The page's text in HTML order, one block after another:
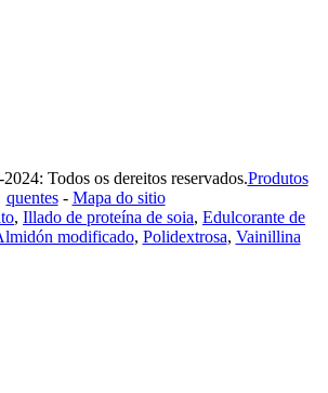
Todos os dereitos reservados.Produtos
quentes- Mapa do sitio
, Illado de proteína de soia, Edulcorante de
modificado, Polidextrosa, Vainillina